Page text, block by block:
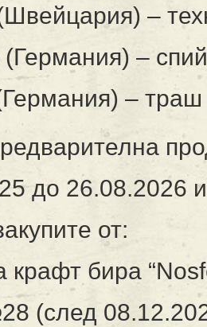
–
(Германия) –
–
до 26.08.2026
от:
крафт бира
(след